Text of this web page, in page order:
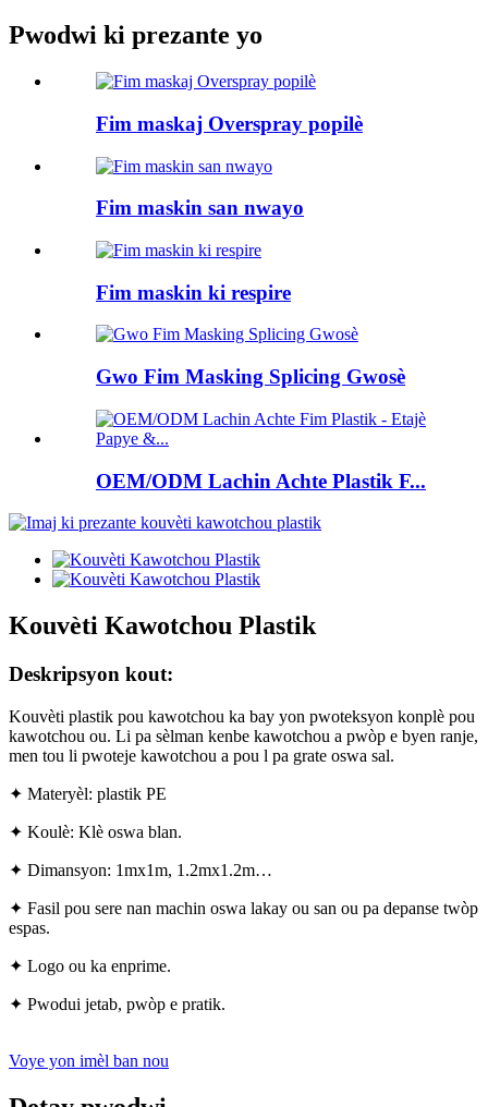
Pwodwi ki prezante yo
Fim maskaj Overspray popilè
Fim maskin san nwayo
Fim maskin ki respire
Gwo Fim Masking Splicing Gwosè
OEM/ODM Lachin Achte Plastik F...
Kouvèti Kawotchou Plastik
Deskripsyon kout:
Kouvèti plastik pou kawotchou ka bay yon pwoteksyon konplè pou
kawotchou ou. Li pa sèlman kenbe kawotchou a pwòp e byen ranje,
men tou li pwoteje kawotchou a pou l pa grate oswa sal.
✦ Materyèl: plastik PE
✦ Koulè: Klè oswa blan.
✦ Dimansyon: 1mx1m, 1.2mx1.2m…
✦ Fasil pou sere nan machin oswa lakay ou san ou pa depanse twòp
espas.
✦ Logo ou ka enprime.
✦ Pwodui jetab, pwòp e pratik.
Voye yon imèl ban nou